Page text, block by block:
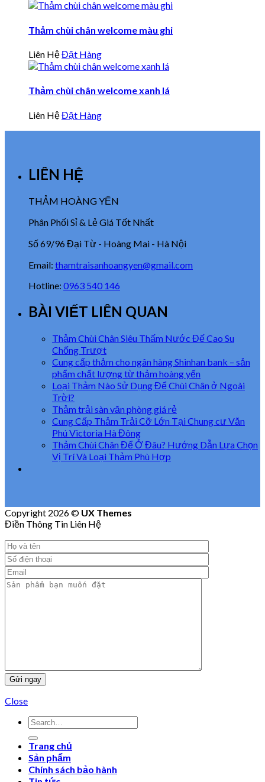
Thảm chùi chân welcome màu ghi
Liên HệĐặt Hàng
Thảm chùi chân welcome xanh lá
Liên HệĐặt Hàng
LIÊN HỆ
THẢM HOÀNG YẾN
Phân Phối Sỉ & Lẻ Giá Tốt Nhất
Số 69/96 Đại Từ - Hoàng Mai - Hà Nội
Email: thamtraisanhoangyen@gmail.com
Hotline: 0963 540 146
BÀI VIẾT LIÊN QUAN
Thảm Chùi Chân Siêu Thấm Nước Đế Cao Su
Chống Trượt
Cung cấp thảm cho ngân hàng Shinhan bank – sản
phẩm chất lượng từ thảm hoàng yến
Loại Thảm Nào Sử Dụng Để Chùi Chân ở Ngoài
Trời?
Thảm trải sàn văn phòng giá rẻ
Cung Cấp Thảm Trải Cỡ Lớn Tại Chung cư Văn
Phú Victoria Hà Đông
Thảm Chùi Chân Để Ở Đâu? Hướng Dẫn Lựa Chọn
Vị Trí Và Loại Thảm Phù Hợp
Copyright 2026 © UX Themes
Điền Thông Tin Liên Hệ
Close
Trang chủ
Sản phẩm
Chính sách bảo hành